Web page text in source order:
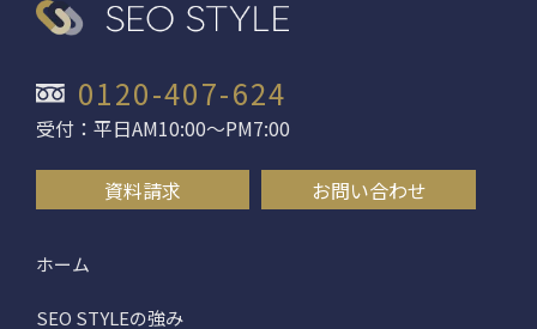
0120-407-624
受付：平日AM10:00〜PM7:00
資料請求 お問い合わせ
ホーム
SEO STYLEの強み